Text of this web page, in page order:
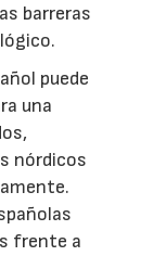
barreras
puede
una
nórdicos
frente a